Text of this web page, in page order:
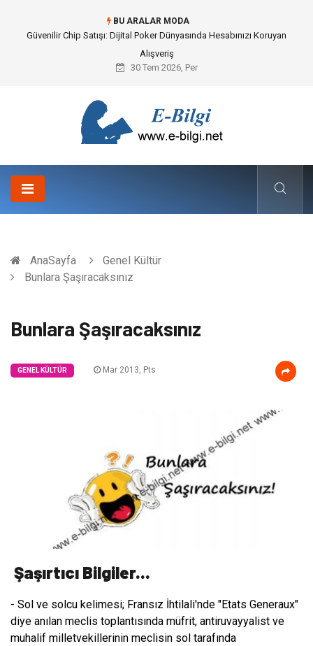
BU ARALAR MODA
Güvenilir Chip Satışı: Dijital Poker Dünyasında Hesabınızı Koruyan
Alışveriş
30 Tem 2026, Per
AnaSayfa
Genel Kültür
Bunlara Şaşıracaksınız
Bunlara Şaşıracaksınız
GENEL KÜLTÜR Mar 2013, Pts
Şaşırtıcı Bilgiler...
- Sol ve solcu kelimesi; Fransız İhtilali'nde "Etats Generaux"
diye anılan meclis toplantısında müfrit, antiruvayyalist ve
muhalif milletvekillerinin meclisin sol tarafında